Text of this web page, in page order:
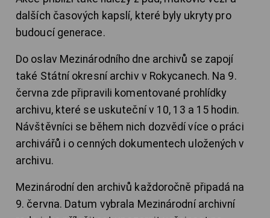
dalších časových kapslí, které byly ukryty pro
budoucí generace.
Do oslav Mezinárodního dne archivů se zapojí
také Státní okresní archiv v Rokycanech. Na 9.
června zde připravili komentované prohlídky
archivu, které se uskuteční v 10, 13 a 15 hodin.
Návštěvníci se během nich dozvědí více o práci
archivářů i o cenných dokumentech uložených v
archivu.
Mezinárodní den archivů každoročně připadá na
9. června. Datum vybrala Mezinárodní archivní